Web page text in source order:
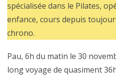
spécialisée dans le Pilates,
enfance, cours depuis
chrono.
Pau, 6h du matin le 30
long voyage de quasiment